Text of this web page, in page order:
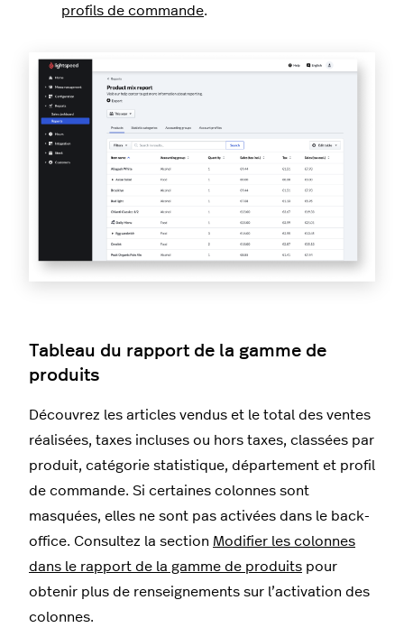
profils de commande.
Tableau du rapport de la gamme de
produits
Découvrez les articles vendus et le total des ventes
réalisées, taxes incluses ou hors taxes, classées par
produit, catégorie statistique, département et profil
de commande. Si certaines colonnes sont
masquées, elles ne sont pas activées dans le back-
office. Consultez la section Modifier les colonnes
dans le rapport de la gamme de produits pour
obtenir plus de renseignements sur l’activation des
colonnes.